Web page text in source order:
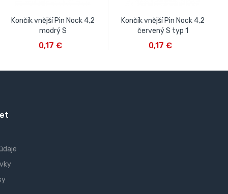
Končík vnější Pin Nock 4,2
modrý S
0,17 €
Končík vnější Pin Nock 4,2
červený S typ 1
0,17 €